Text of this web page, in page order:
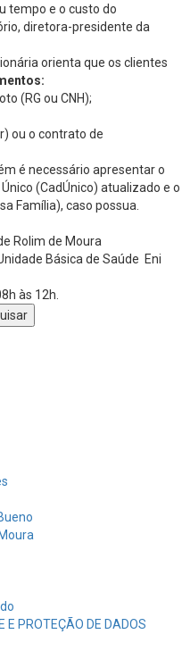
tempo e o custo do
diretora-presidente da
orienta que os clientes
(RG ou CNH);
ou o contrato de
é necessário apresentar o
(CadÚnico) atualizado e o
Família), caso possua.
Rolim de Moura
Básica de Saúde Eni
às 12h.
E PROTEÇÃO DE DADOS